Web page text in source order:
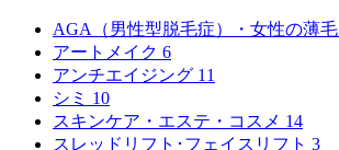
AGA（男性型脱毛症）・女性の薄毛
アートメイク 6
アンチエイジング 11
シミ 10
スキンケア・エステ・コスメ 14
スレッドリフト･フェイスリフト 3